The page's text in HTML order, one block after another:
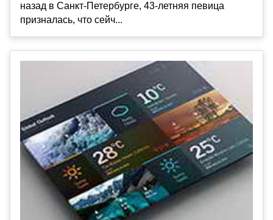
назад в Санкт-Петербурге, 43-летняя певица
призналась, что сейч...